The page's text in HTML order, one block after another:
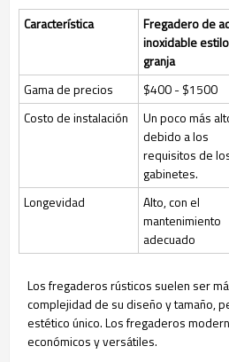
Característica
Fregadero de
inoxidable estilo
granja
Gama de precios $400 - $1500
Costo de instalación
Un poco más
debido a los
requisitos de
gabinetes.
Longevidad
Alto, con el
mantenimiento
adecuado
Los fregaderos rústicos suelen ser
complejidad de su diseño y tamaño,
estético único. Los fregaderos
económicos y versátiles.